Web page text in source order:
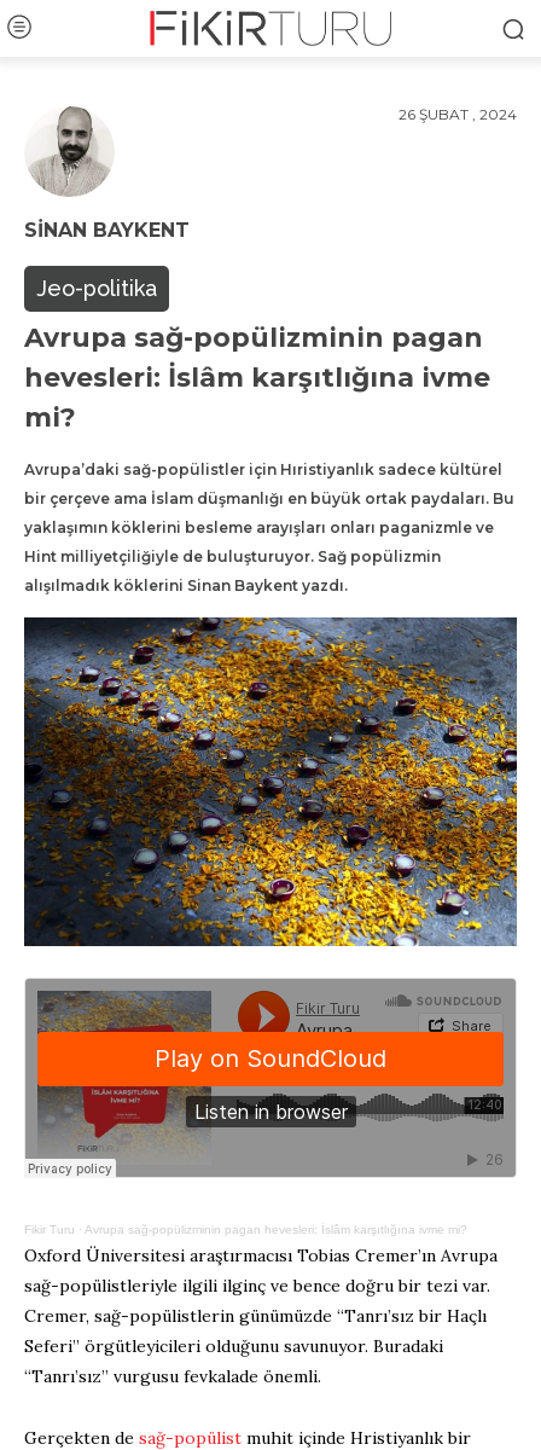
26 ŞUBAT , 2024
SINAN BAYKENT
Jeo-politika
Avrupa sağ-popülizminin pagan
hevesleri: İslâm karşıtlığına ivme
mi?
Avrupa’daki sağ-popülistler için Hıristiyanlık sadece kültürel
bir çerçeve ama İslam düşmanlığı en büyük ortak paydaları. Bu
yaklaşımın köklerini besleme arayışları onları paganizmle ve
Hint milliyetçiliğiyle de buluşturuyor. Sağ popülizmin
alışılmadık köklerini Sinan Baykent yazdı.
Fikir Turu · Avrupa sağ-popülizminin pagan hevesleri: İslâm karşıtlığına ivme mi?
Oxford Üniversitesi araştırmacısı Tobias Cremer’ın Avrupa
sağ-popülistleriyle ilgili ilginç ve bence doğru bir tezi var.
Cremer, sağ-popülistlerin günümüzde “Tanrı’sız bir Haçlı
Seferi” örgütleyicileri olduğunu savunuyor. Buradaki
“Tanrı’sız” vurgusu fevkalade önemli.
Gerçekten de sağ-popülist muhit içinde Hristiyanlık bir